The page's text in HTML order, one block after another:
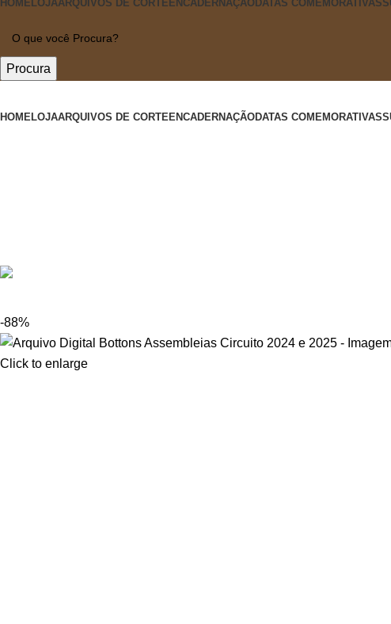
HOME LOJAARQUIVOS DE CORTE ENCADERNAÇÃO DATAS COMEMORATIVAS
Procura
HOMELOJAARQUIVOS DE CORTEENCADERNAÇÃODATAS COMEMORATIVAS
-88%
Click to enlarge